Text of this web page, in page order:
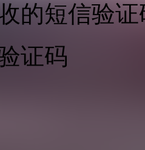
的短信验证
证码